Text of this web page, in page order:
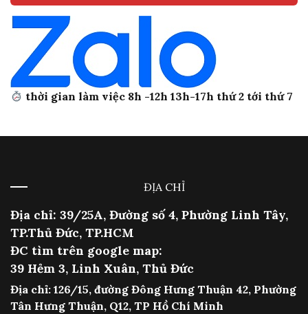
thời gian làm việc 8h -12h 13h-17h thứ 2 tới thứ 7
ĐỊA CHỈ
Địa chỉ: 39/25A, Đường số 4, Phường Linh Tây,
TP.Thủ Đức, TP.HCM
ĐC tìm trên google map:
39 Hẻm 3, Linh Xuân, Thủ Đức
Địa chỉ: 126/15, đường Đông Hưng Thuận 42, Phường
Tân Hưng Thuận, Q12, TP Hồ Chí Minh